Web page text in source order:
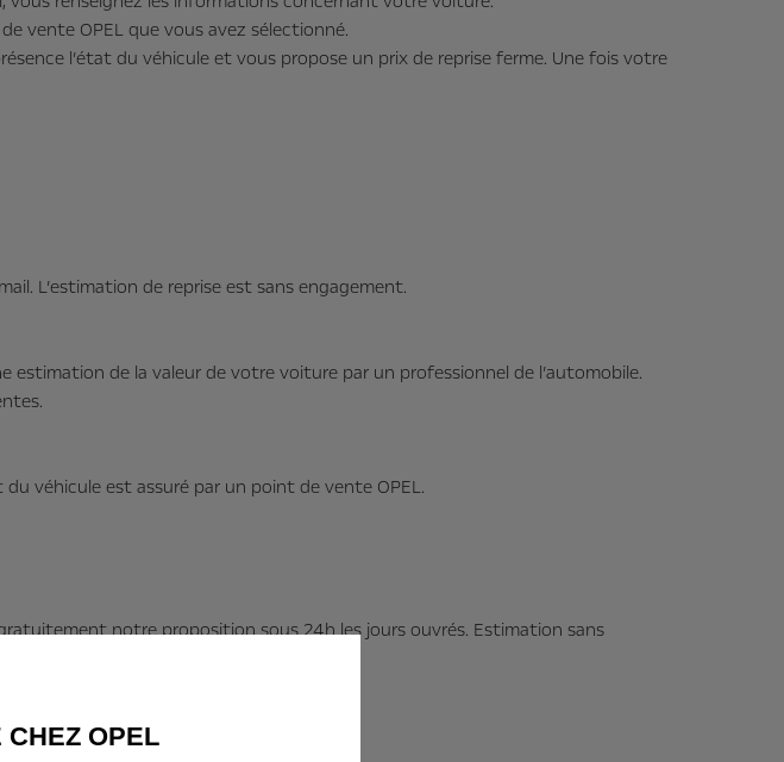
vente OPEL que vous avez sélectionné.
l’état du véhicule et vous propose un prix de reprise ferme. Une fois votre
L’estimation de reprise est sans engagement.
estimation de la valeur de votre voiture par un professionnel de l’automobile.
véhicule est assuré par un point de vente OPEL.
notre proposition sous 24h les jours ouvrés. Estimation sans
CHEZ OPEL